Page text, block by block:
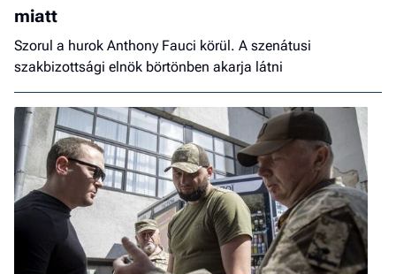
miatt
Szorul a hurok Anthony Fauci körül. A szenátusi
szakbizottsági elnök börtönben akarja látni